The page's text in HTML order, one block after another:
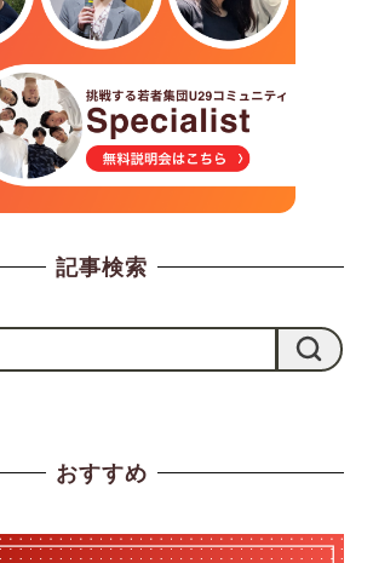
記事検索
検索
おすすめ